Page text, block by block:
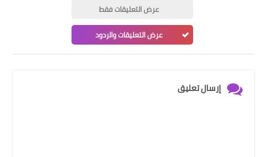
عرض التعليقات فقط
عرض التعليقات والردود
إرسال تعليق